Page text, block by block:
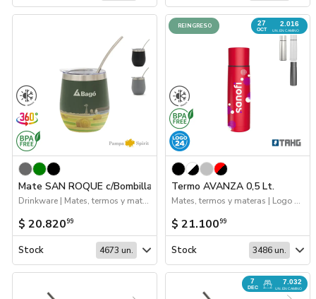
Mate SAN ROQUE c/Bombilla
Drinkware | Mates, termos y materas
$ 20.82099
Stock 4673 un.
27
OCT
2.016
UN. EN CAMINO
REINGRESO
Termo AVANZA 0,5 Lt.
Mates, termos y materas | Logo 24hs | Hogar y Tiempo Libre | 2026 Reingresos | Próximos Arribos | Drinkware
$ 21.10099
Stock 3486 un.
7
DEC
7.032
UN. EN CAMINO